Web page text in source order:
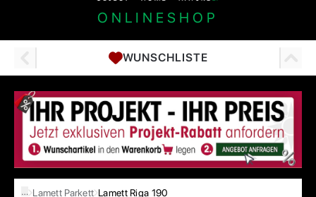
ONLINESHOP
WUNSCHLISTE
… Lamett Parkett Lamett Riga 190